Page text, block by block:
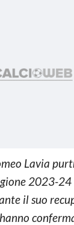
Lavia
2023-24
il suo